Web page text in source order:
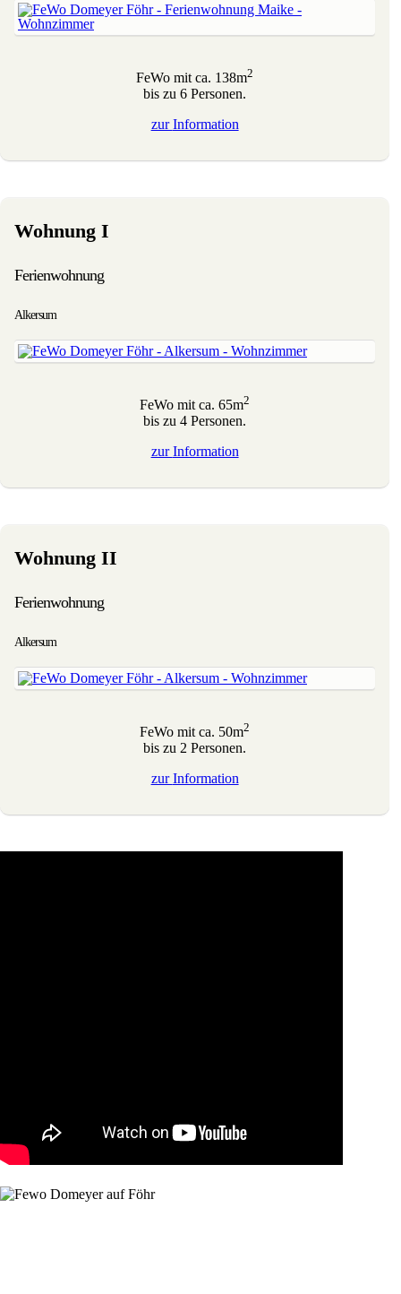
FeWo mit ca. 138m2
bis zu 6 Personen.
zurInformation
Wohnung I
Ferienwohnung
Alkersum
FeWo mit ca. 65m2
bis zu 4 Personen.
zurInformation
Wohnung II
Ferienwohnung
Alkersum
FeWo mit ca. 50m2
bis zu 2 Personen.
zurInformation